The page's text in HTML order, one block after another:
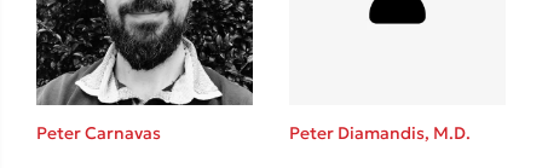
Mel Robbins
Peter Carnavas Peter Diamandis, M.D.